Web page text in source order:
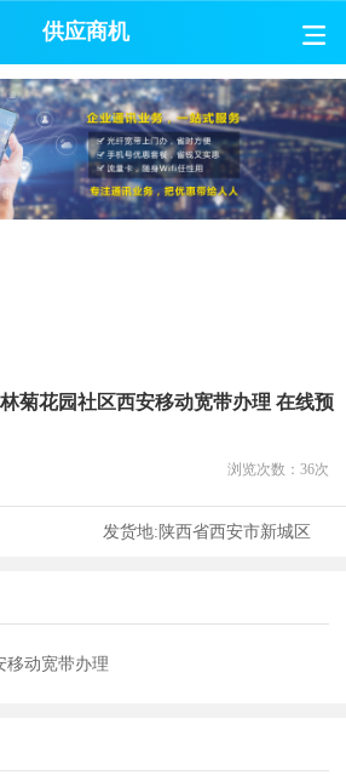
供应商机
菊花园社区西安移动宽带办理 在线预
浏览次数： 36次
发货地:陕西省西安市新城区
移动宽带办理